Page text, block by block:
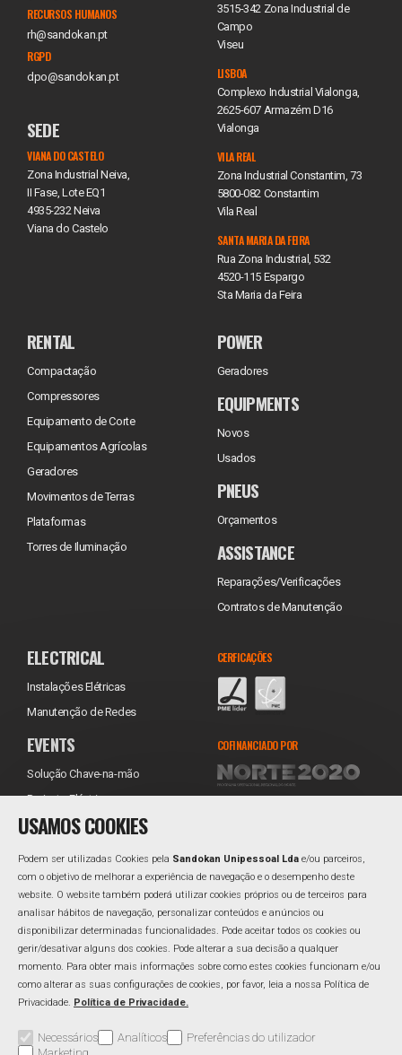
RECURSOS HUMANOS
rh@sandokan.pt
RGPD
dpo@sandokan.pt
SEDE
VIANA DO CASTELO
Zona Industrial Neiva,
II Fase, Lote EQ1
4935-232 Neiva
Viana do Castelo
3515-342 Zona Industrial de
Campo
Viseu
LISBOA
Complexo Industrial Vialonga,
2625-607 Armazém D16
Vialonga
VILA REAL
Zona Industrial Constantim, 73
5800-082 Constantim
Vila Real
SANTA MARIA DA FEIRA
Rua Zona Industrial, 532
4520-115 Espargo
Sta Maria da Feira
RENTAL
Compactação
Compressores
Equipamento de Corte
Equipamentos Agrícolas
Geradores
Movimentos de Terras
Plataformas
Torres de Iluminação
POWER
Geradores
EQUIPMENTS
Novos
Usados
PNEUS
Orçamentos
ASSISTANCE
Reparações/Verificações
Contratos de Manutenção
ELECTRICAL
Instalações Elétricas
Manutenção de Redes
EVENTS
Solução Chave-na-mão
Projecto Eléctrico
Equipamentos
Instalação
Assistência Técnica
Reabastecimento
CERFICAÇÕES
COFINANCIADO POR
REDES SOCIAIS
Facebook
Linkedin
Área ReservadaPerguntas Frequentes
USAMOS COOKIES
Podem ser utilizadas Cookies pela Sandokan Unipessoal Lda e/ou parceiros,
com o objetivo de melhorar a experiência de navegação e o desempenho deste
website. O website também poderá utilizar cookies próprios ou de terceiros para
analisar hábitos de navegação, personalizar conteúdos e anúncios ou
disponibilizar determinadas funcionalidades. Pode aceitar todos os cookies ou
gerir/desativar alguns dos cookies. Pode alterar a sua decisão a qualquer
momento. Para obter mais informações sobre como estes cookies funcionam e/ou
como alterar as suas configurações de cookies, por favor, leia a nossa Política de
Privacidade. Política de Privacidade.
Necessários Analíticos
Preferências do utilizador